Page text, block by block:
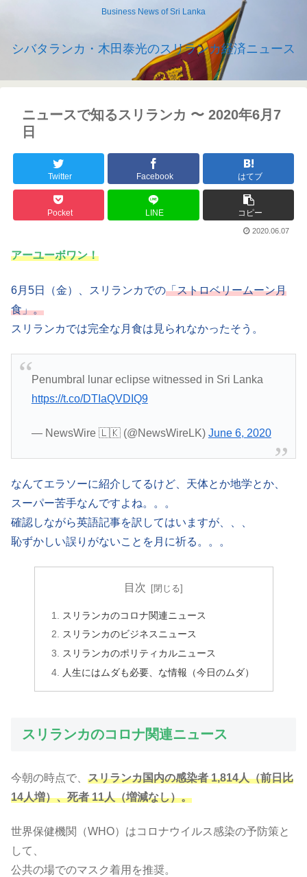
Business News of Sri Lanka
シバタランカ・木田泰光のスリランカ経済ニュース
ニュースで知るスリランカ 〜 2020年6月7
日
Twitter Facebook はてブ
Pocket LINE コピー
2020.06.07
アーユーボワン！
6月5日（金）、スリランカでの「ストロベリームーン月
食」。
スリランカでは完全な月食は見られなかったそう。
Penumbral lunar eclipse witnessed in Sri Lanka
https://t.co/DTIaQVDIQ9
— NewsWire 🇱🇰 (@NewsWireLK) June 6, 2020
なんてエラソーに紹介してるけど、天体とか地学とか、
スーパー苦手なんですよね。。。
確認しながら英語記事を訳してはいますが、、、
恥ずかしい誤りがないことを月に祈る。。。
目次
スリランカのコロナ関連ニュース
スリランカのビジネスニュース
スリランカのポリティカルニュース
人生にはムダも必要、な情報（今日のムダ）
スリランカのコロナ関連ニュース
今朝の時点で、 スリランカ国内の感染者 1,814人（前日比
14人増）、死者 11人（増減なし）。
世界保健機関（WHO）はコロナウイルス感染の予防策と
して、
公共の場でのマスク着用を推奨。